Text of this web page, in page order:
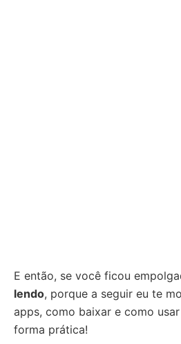
E então, se você ficou
lendo, porque a seguir eu te
apps, como baixar e como
forma prática!